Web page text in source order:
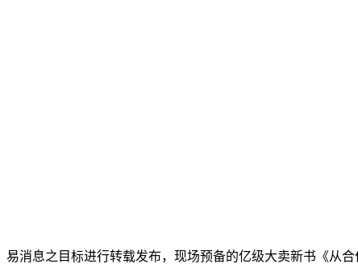
易消息之目标进行转载发布，现场预备的亿级大卖新书《从